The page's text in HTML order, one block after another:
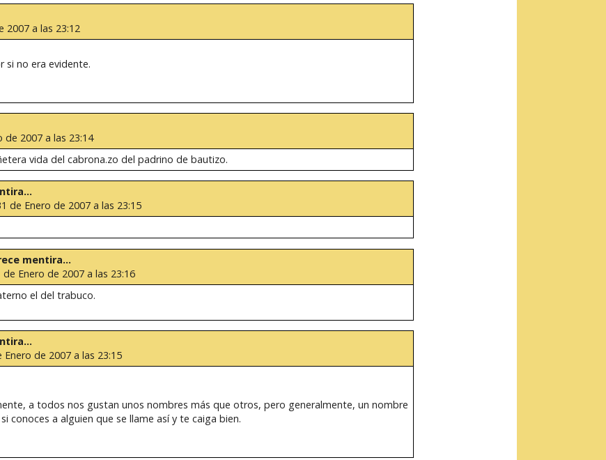
2007 a las 23:12
si no era evidente.
de 2007 a las 23:14
vida del cabrona.zo del padrino de bautizo.
de Enero de 2007 a las 23:15
mentira...
de Enero de 2007 a las 23:16
el del trabuco.
de 2007 a las 23:15
a todos nos gustan unos nombres más que otros, pero generalmente, un nombre
conoces a alguien que se llame así y te caiga bien.